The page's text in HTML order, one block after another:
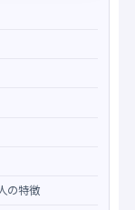
の特徴